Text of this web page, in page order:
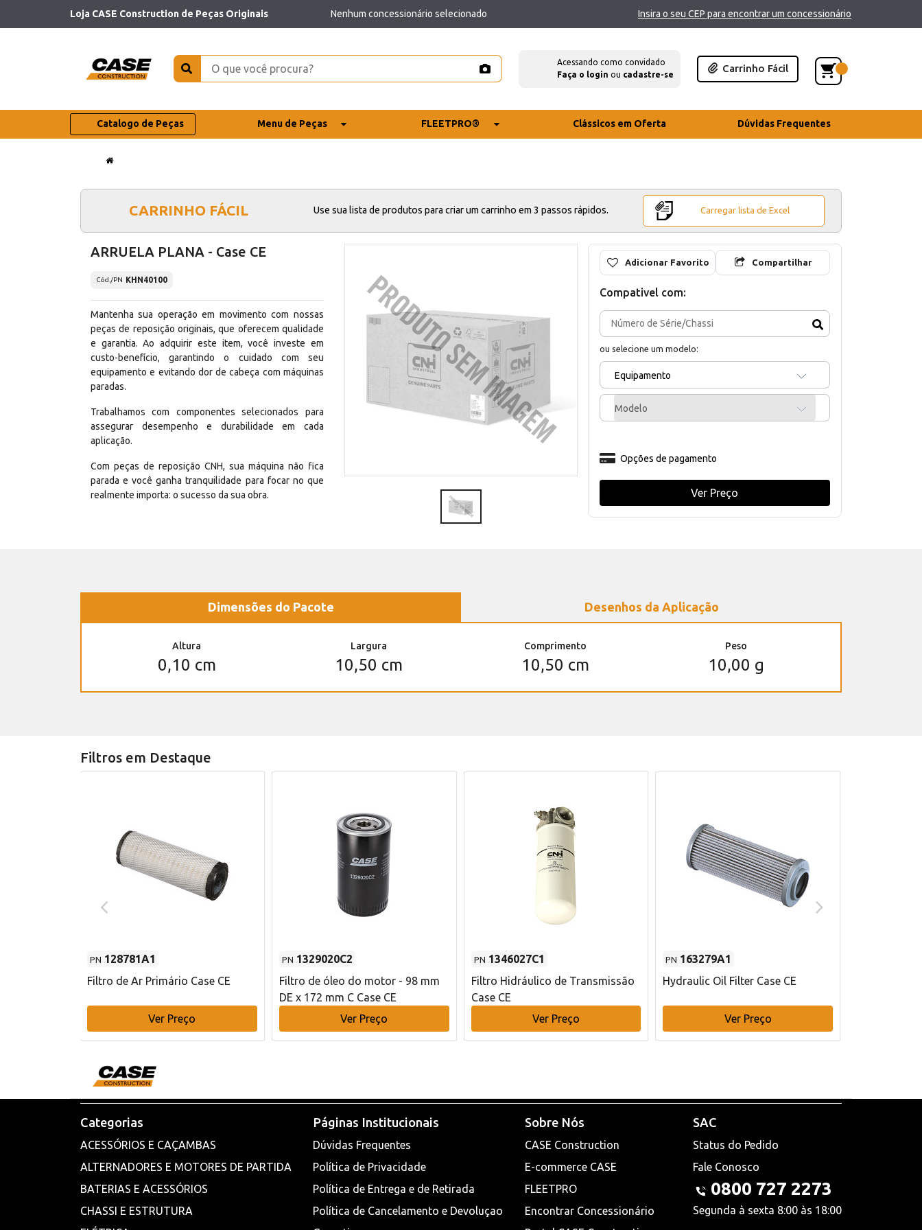
Loja CASE Construction de Peças Originais Nenhum concessionário selecionado Insira o seu CEP para encontrar um concessionário
Acessando como convidado
Faça o login ou cadastre-se
Carrinho Fácil
Catalogo de Peças Menu de Peças FLEETPRO® Clássicos em Oferta Dúvidas Frequentes
CARRINHO FÁCIL Use sua lista de produtos para criar um carrinho em 3 passos rápidos. Carregar lista de Excel
ARRUELA PLANA - Case CE
Cód./PN KHN40100
Mantenha sua operação em movimento com nossas
peças de reposição originais, que oferecem qualidade
e garantia. Ao adquirir este item, você investe em
custo-benefício, garantindo o cuidado com seu
equipamento e evitando dor de cabeça com máquinas
paradas.
Trabalhamos com componentes selecionados para
assegurar desempenho e durabilidade em cada
aplicação.
Com peças de reposição CNH, sua máquina não fica
parada e você ganha tranquilidade para focar no que
realmente importa: o sucesso da sua obra.
Adicionar Favorito Compartilhar
Compativel com:
ou selecione um modelo:
Equipamento
Modelo
Opções de pagamento
Ver Preço
Dimensões do Pacote Desenhos da Aplicação
Altura
0,10 cm
Largura
10,50 cm
Comprimento
10,50 cm
Peso
10,00 g
Filtros em Destaque
PN 128781A1
Filtro de Ar Primário Case CE
Ver Preço
PN 1329020C2
Filtro de óleo do motor - 98 mm
DE x 172 mm C Case CE
Ver Preço
PN 1346027C1
Filtro Hidráulico de Transmissão
Case CE
Ver Preço
PN 163279A1
Hydraulic Oil Filter Case CE
Ver Preço
Categorias
ACESSÓRIOS E CAÇAMBAS
ALTERNADORES E MOTORES DE PARTIDA
BATERIAS E ACESSÓRIOS
CHASSI E ESTRUTURA
Páginas Institucionais
Dúvidas Frequentes
Política de Privacidade
Política de Entrega e de Retirada
Política de Cancelamento e Devoluçao
Sobre Nós
CASE Construction
E-commerce CASE
FLEETPRO
Encontrar Concessionário
SAC
Status do Pedido
Fale Conosco
0800 727 2273
Segunda à sexta 8:00 às 18:00